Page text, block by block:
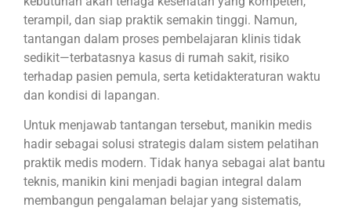
terampil, dan siap praktik semakin tinggi. Namun,
tantangan dalam proses pembelajaran klinis tidak
sedikit—terbatasnya kasus di rumah sakit, risiko
terhadap pasien pemula, serta ketidakteraturan waktu
dan kondisi di lapangan.
Untuk menjawab tantangan tersebut, manikin medis
hadir sebagai solusi strategis dalam sistem pelatihan
praktik medis modern. Tidak hanya sebagai alat bantu
teknis, manikin kini menjadi bagian integral dalam
membangun pengalaman belajar yang sistematis,